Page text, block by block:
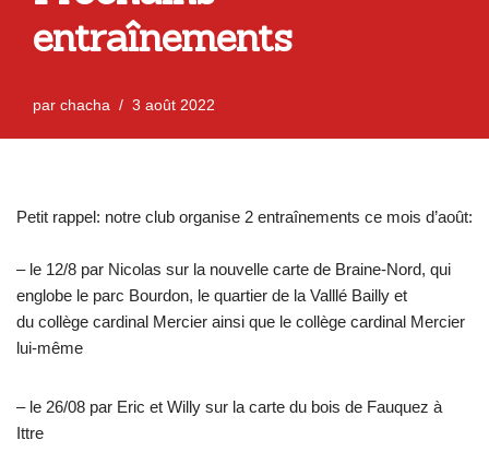
entraînements
par chacha 3 août 2022
Petit rappel: notre club organise 2 entraînements ce mois d’août:
– le 12/8 par Nicolas sur la nouvelle carte de Braine-Nord, qui
englobe le parc Bourdon, le quartier de la Valllé Bailly et
du collège cardinal Mercier ainsi que le collège cardinal Mercier
lui-même
– le 26/08 par Eric et Willy sur la carte du bois de Fauquez à
Ittre